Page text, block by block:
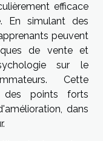
efficace
En simulant des
peuvent
de vente et
sur le
Cette
des points forts
dans